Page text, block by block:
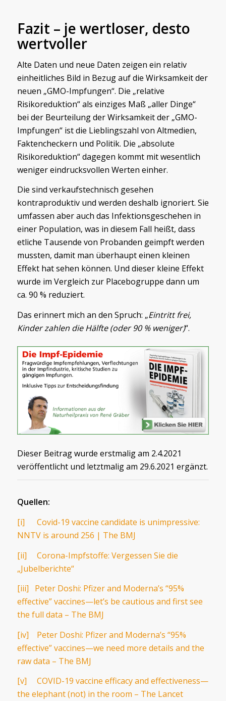
Fazit – je wertloser, desto
wertvoller
Alte Daten und neue Daten zeigen ein relativ
einheitliches Bild in Bezug auf die Wirksamkeit der
neuen „GMO-Impfungen“. Die „relative
Risikoreduktion“ als einziges Maß „aller Dinge“
bei der Beurteilung der Wirksamkeit der „GMO-
Impfungen“ ist die Lieblingszahl von Altmedien,
Faktencheckern und Politik. Die „absolute
Risikoreduktion“ dagegen kommt mit wesentlich
weniger eindrucksvollen Werten einher.
Die sind verkaufstechnisch gesehen
kontraproduktiv und werden deshalb ignoriert. Sie
umfassen aber auch das Infektionsgeschehen in
einer Population, was in diesem Fall heißt, dass
etliche Tausende von Probanden geimpft werden
mussten, damit man überhaupt einen kleinen
Effekt hat sehen können. Und dieser kleine Effekt
wurde im Vergleich zur Placebogruppe dann um
ca. 90 % reduziert.
Das erinnert mich an den Spruch: „Eintritt frei,
Kinder zahlen die Hälfte (oder 90 % weniger)“.
Dieser Beitrag wurde erstmalig am 2.4.2021
veröffentlicht und letztmalig am 29.6.2021 ergänzt.
Quellen:
[i] Covid-19 vaccine candidate is unimpressive:
NNTV is around 256 | The BMJ
[ii] Corona-Impfstoffe: Vergessen Sie die
„Jubelberichte“
[iii] Peter Doshi: Pfizer and Moderna’s “95%
effective” vaccines—let’s be cautious and first see
the full data – The BMJ
[iv] Peter Doshi: Pfizer and Moderna’s “95%
effective” vaccines—we need more details and the
raw data – The BMJ
[v] COVID-19 vaccine efficacy and effectiveness—
the elephant (not) in the room – The Lancet